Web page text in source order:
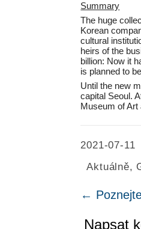
Summary
The huge
Korean
cultural
heirs of the
billion: Now it
is planned to
Until the new
capital Seoul.
Museum of Art
2021-07-11
Aktuálně,
←
Napsat